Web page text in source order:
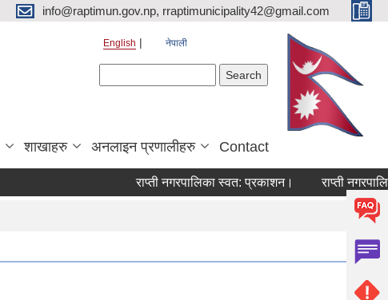
info@raptimun.gov.np, rraptimunicipality42@gmail.com
English नेपाली
शाखाहरु अनलाइन प्रणालीहरु Contact
राप्ती नगरपालिका स्वत: प्रकाशन। राप्ती